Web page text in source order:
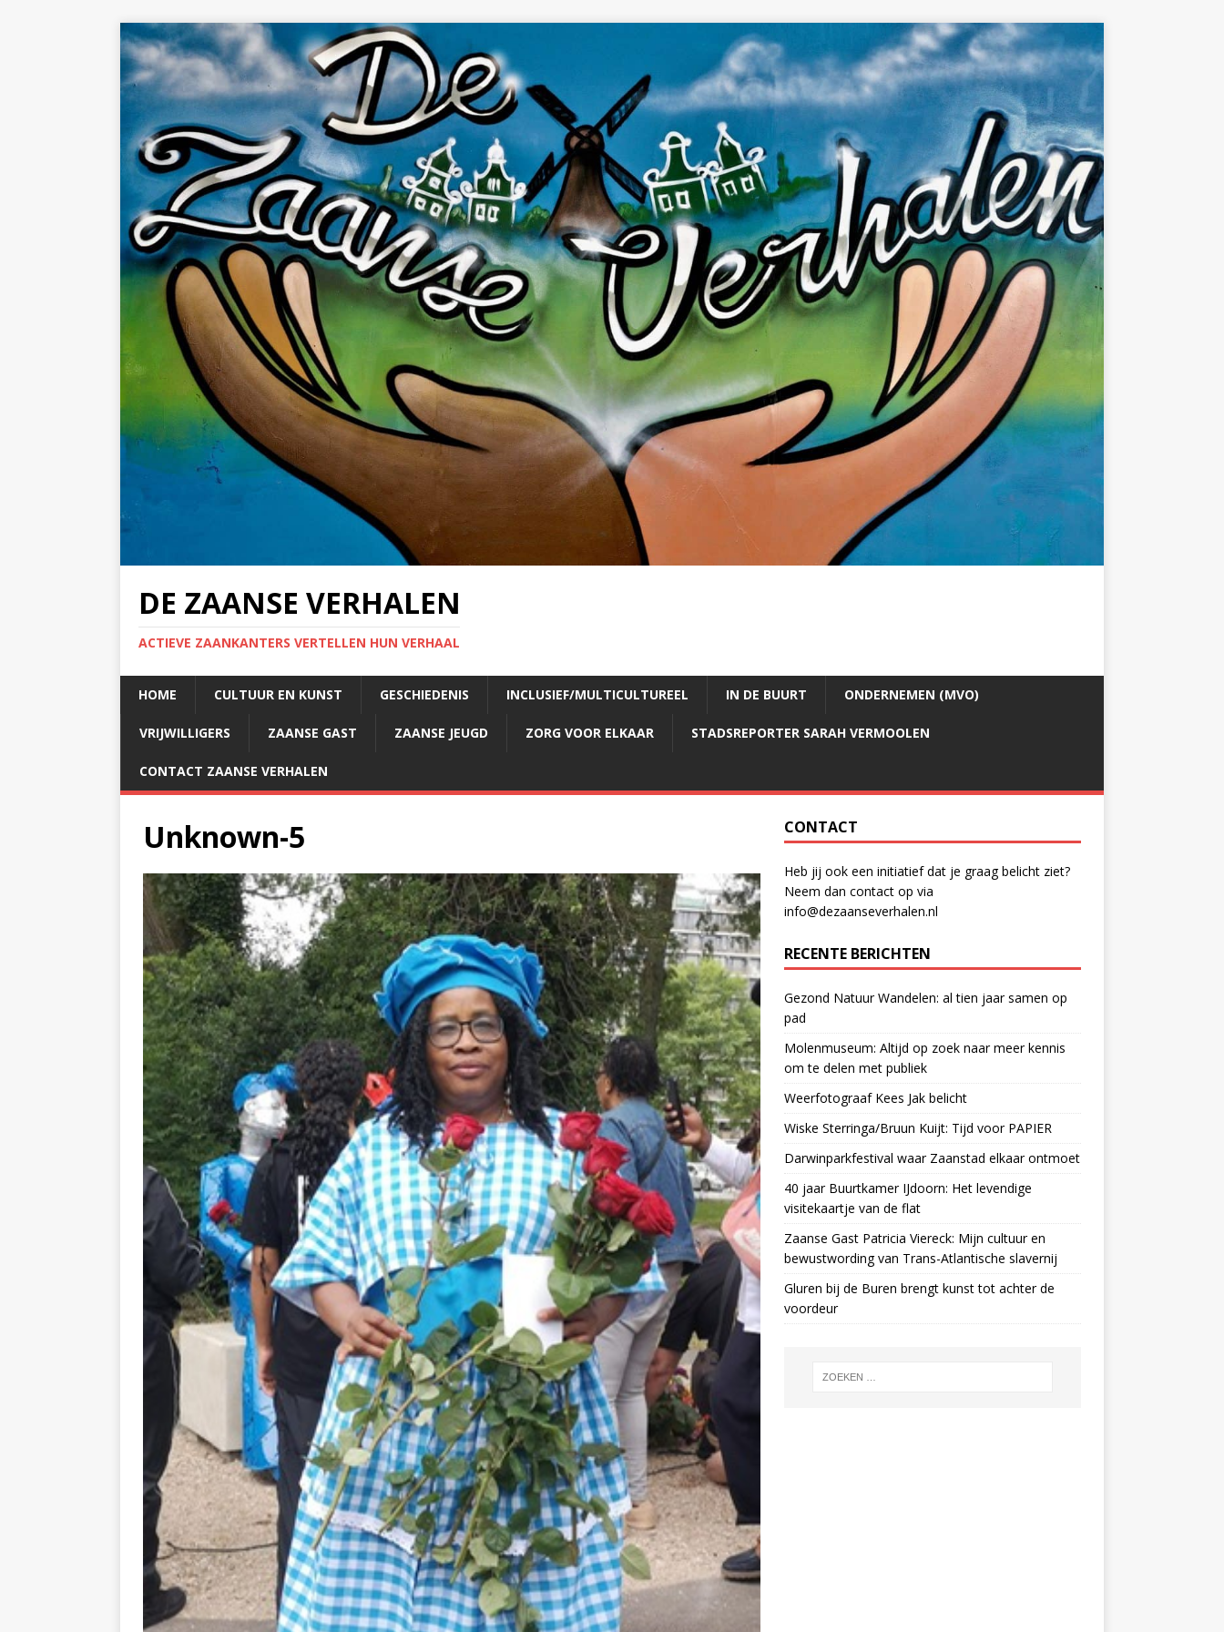
DE ZAANSE VERHALEN
ACTIEVE ZAANKANTERS VERTELLEN HUN VERHAAL
HOME CULTUUR EN KUNST GESCHIEDENIS INCLUSIEF/MULTICULTUREEL IN DE BUURT ONDERNEMEN (MVO)
VRIJWILLIGERS ZAANSE GAST ZAANSE JEUGD ZORG VOOR ELKAAR STADSREPORTER SARAH VERMOOLEN
CONTACT ZAANSE VERHALEN
Unknown-5 CONTACT
Heb jij ook een initiatief dat je graag belicht ziet?
Neem dan contact op via
info@dezaanseverhalen.nl
RECENTE BERICHTEN
Gezond Natuur Wandelen: al tien jaar samen op
pad
Molenmuseum: Altijd op zoek naar meer kennis
om te delen met publiek
Weerfotograaf Kees Jak belicht
Wiske Sterringa/Bruun Kuijt: Tijd voor PAPIER
Darwinparkfestival waar Zaanstad elkaar ontmoet
40 jaar Buurtkamer IJdoorn: Het levendige
visitekaartje van de flat
Zaanse Gast Patricia Viereck: Mijn cultuur en
bewustwording van Trans-Atlantische slavernij
Gluren bij de Buren brengt kunst tot achter de
voordeur